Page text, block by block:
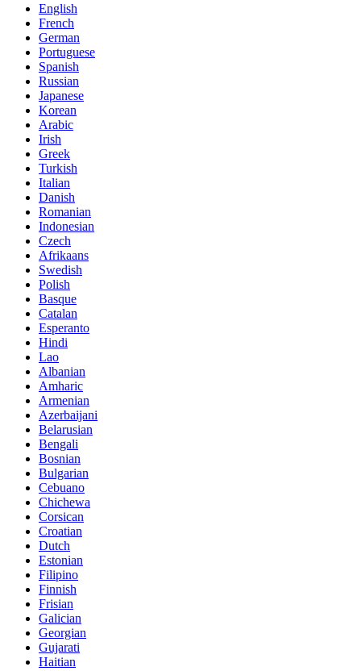
English
French
German
Portuguese
Spanish
Russian
Japanese
Korean
Arabic
Irish
Greek
Turkish
Italian
Danish
Romanian
Indonesian
Czech
Afrikaans
Swedish
Polish
Basque
Catalan
Esperanto
Hindi
Lao
Albanian
Amharic
Armenian
Azerbaijani
Belarusian
Bengali
Bosnian
Bulgarian
Cebuano
Chichewa
Corsican
Croatian
Dutch
Estonian
Filipino
Finnish
Frisian
Galician
Georgian
Gujarati
Haitian